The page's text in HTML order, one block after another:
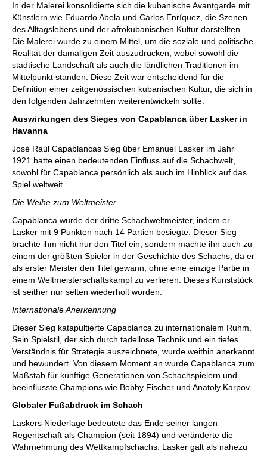
In der Malerei konsolidierte sich die kubanische Avantgarde mit
Künstlern wie Eduardo Abela und Carlos Enríquez, die Szenen
des Alltagslebens und der afrokubanischen Kultur darstellten.
Die Malerei wurde zu einem Mittel, um die soziale und politische
Realität der damaligen Zeit auszudrücken, wobei sowohl die
städtische Landschaft als auch die ländlichen Traditionen im
Mittelpunkt standen. Diese Zeit war entscheidend für die
Definition einer zeitgenössischen kubanischen Kultur, die sich in
den folgenden Jahrzehnten weiterentwickeln sollte.
Auswirkungen des Sieges von Capablanca über Lasker in
Havanna
José Raúl Capablancas Sieg über Emanuel Lasker im Jahr
1921 hatte einen bedeutenden Einfluss auf die Schachwelt,
sowohl für Capablanca persönlich als auch im Hinblick auf das
Spiel weltweit.
Die Weihe zum Weltmeister
Capablanca wurde der dritte Schachweltmeister, indem er
Lasker mit 9 Punkten nach 14 Partien besiegte. Dieser Sieg
brachte ihm nicht nur den Titel ein, sondern machte ihn auch zu
einem der größten Spieler in der Geschichte des Schachs, da er
als erster Meister den Titel gewann, ohne eine einzige Partie in
einem Weltmeisterschaftskampf zu verlieren. Dieses Kunststück
ist seither nur selten wiederholt worden.
Internationale Anerkennung
Dieser Sieg katapultierte Capablanca zu internationalem Ruhm.
Sein Spielstil, der sich durch tadellose Technik und ein tiefes
Verständnis für Strategie auszeichnete, wurde weithin anerkannt
und bewundert. Von diesem Moment an wurde Capablanca zum
Maßstab für künftige Generationen von Schachspielern und
beeinflusste Champions wie Bobby Fischer und Anatoly Karpov.
Globaler Fußabdruck im Schach
Laskers Niederlage bedeutete das Ende seiner langen
Regentschaft als Champion (seit 1894) und veränderte die
Wahrnehmung des Wettkampfschachs. Lasker galt als nahezu